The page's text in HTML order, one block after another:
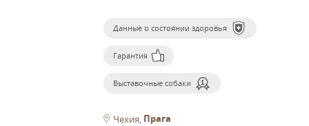
Данные о состоянии здоровья
Гарантия
Выставочные собаки
Чехия Прага